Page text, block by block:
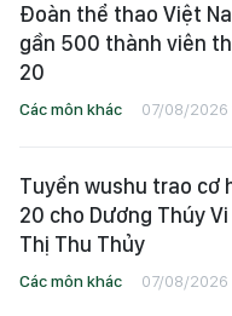
Đoàn thể thao Việt
gần 500 thành viên
20
Các môn khác 07/08/2026
Tuyển wushu trao cơ
20 cho Dương Thúy
Thị Thu Thủy
Các môn khác 07/08/2026